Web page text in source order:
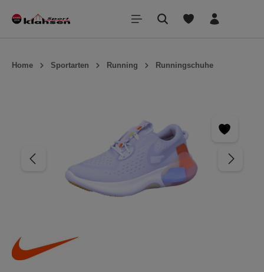
springen
Home Sportarten Running Runningschuhe